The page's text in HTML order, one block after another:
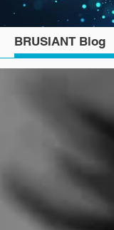
BRUSIANT Blog